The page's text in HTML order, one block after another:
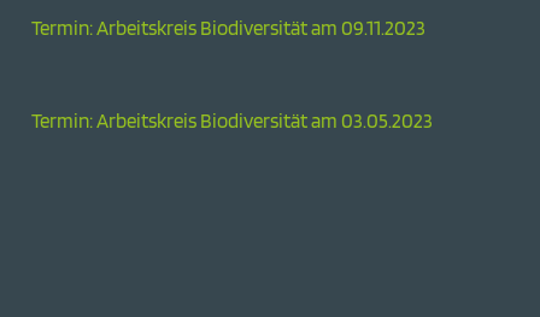
Termin: Arbeitskreis Biodiversität am 09.11.2023
Termin: Arbeitskreis Biodiversität am 03.05.2023